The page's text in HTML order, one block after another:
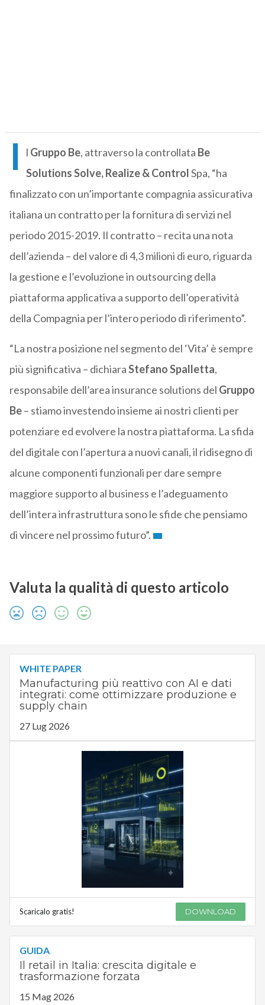
I l Gruppo Be, attraverso la controllata Be
Solutions Solve, Realize & ControlSpa, “ha
finalizzato con un’importante compagnia assicurativa
italiana un contratto per la fornitura di servizi nel
periodo 2015-2019. Il contratto – recita una nota
dell’azienda – del valore di 4,3 milioni di euro, riguarda
la gestione e l’evoluzione in outsourcing della
piattaforma applicativa a supporto dell’operatività
della Compagnia per l’intero periodo di riferimento”.
“La nostra posizione nel segmento del ‘Vita’ è sempre
più significativa – dichiaraStefano Spalletta,
responsabile dell’area insurance solutions del Gruppo
Be– stiamo investendo insieme ai nostri clienti per
potenziare ed evolvere la nostra piattaforma. La sfida
del digitale con l’apertura a nuovi canali, il ridisegno di
alcune componenti funzionali per dare sempre
maggiore supporto al business e l’adeguamento
dell’intera infrastruttura sono le sfide che pensiamo
di vincere nel prossimo futuro”.
Valuta la qualità di questo articolo
WHITE PAPER
Manufacturing più reattivo con AI e dati
integrati: come ottimizzare produzione e
supply chain
27 Lug 2026
Scaricalo gratis! DOWNLOAD
GUIDA
Il retail in Italia: crescita digitale e
trasformazione forzata
15 Mag 2026